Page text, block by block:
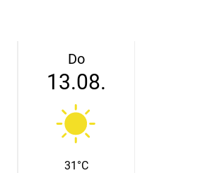
Do
13.08.
31°C